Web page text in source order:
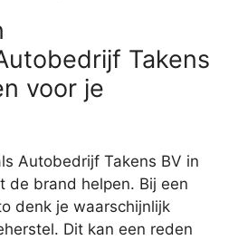
Takens
voor je
Autobedrijf Takens BV in
de brand helpen. Bij een
denk je waarschijnlijk
Dit kan een reden